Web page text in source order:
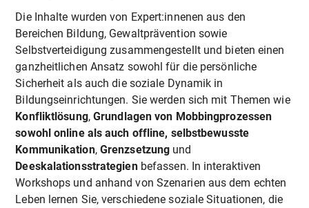
Die Inhalte wurden von Expert:innenen aus den
Bereichen Bildung, Gewaltprävention sowie
Selbstverteidigung zusammengestellt und bieten einen
ganzheitlichen Ansatz sowohl für die persönliche
Sicherheit als auch die soziale Dynamik in
Bildungseinrichtungen. Sie werden sich mit Themen wie
Konfliktlösung,Grundlagen von Mobbingprozessen
sowohl online als auch offline, selbstbewusste
Kommunikation, Grenzsetzung und
Deeskalationsstrategienbefassen. In interaktiven
Workshops und anhand von Szenarien aus dem echten
Leben lernen Sie, verschiedene soziale Situationen, die